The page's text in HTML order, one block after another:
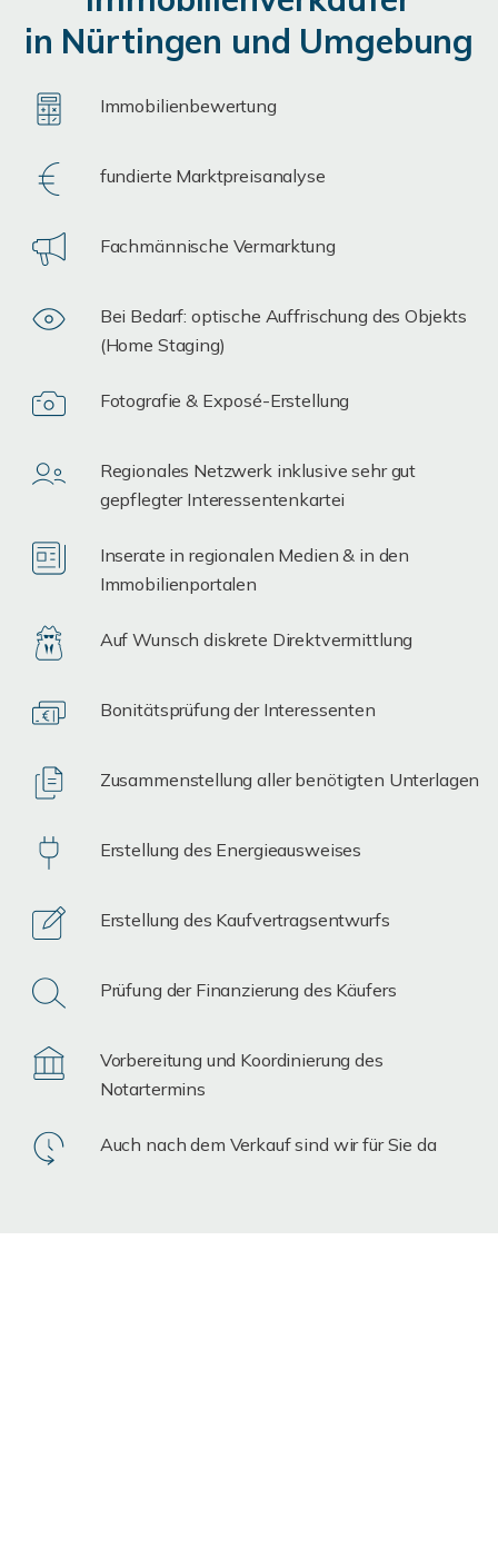
in Nürtingen und Umgebung
Immobilienbewertung
fundierte Marktpreisanalyse
Fachmännische Vermarktung
Bei Bedarf: optische Auffrischung des Objekts
(Home Staging)
Fotografie & Exposé-Erstellung
Regionales Netzwerk inklusive sehr gut
gepflegter Interessentenkartei
Inserate in regionalen Medien & in den
Immobilienportalen
Auf Wunsch diskrete Direktvermittlung
Bonitätsprüfung der Interessenten
Zusammenstellung aller benötigten Unterlagen
Erstellung des Energieausweises
Erstellung des Kaufvertragsentwurfs
Prüfung der Finanzierung des Käufers
Vorbereitung und Koordinierung des
Notartermins
Auch nach dem Verkauf sind wir für Sie da